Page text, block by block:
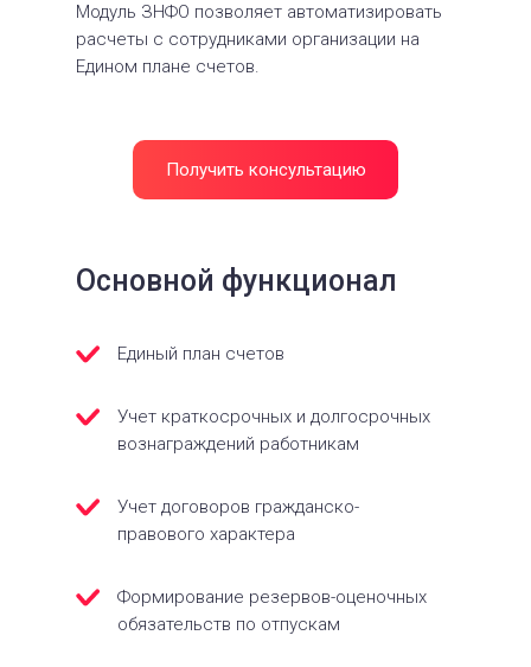
Модуль ЗНФО позволяет автоматизировать
расчеты с сотрудниками организации на
Едином плане счетов.
Получить консультацию
Единый план счетов
Учет краткосрочных и долгосрочных
вознаграждений работникам
Учет договоров гражданско-
правового характера
Формирование резервов-оценочных
обязательств по отпускам
Основной функционал